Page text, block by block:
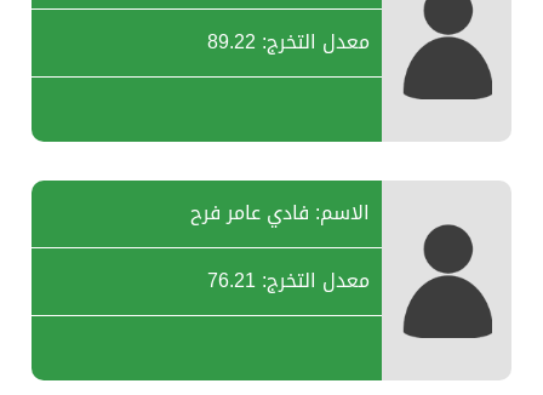
معدل التخرج: 89.22
الاسم: فادي عامر فرح
معدل التخرج: 76.21